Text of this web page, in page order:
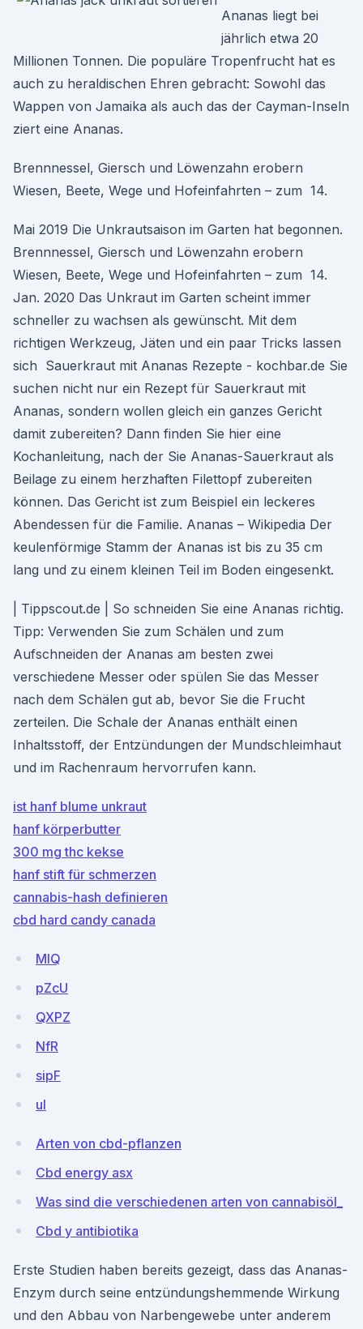
Ananas liegt bei
jährlich etwa 20
Millionen Tonnen. Die populäre Tropenfrucht hat es
auch zu heraldischen Ehren gebracht: Sowohl das
Wappen von Jamaika als auch das der Cayman-Inseln
ziert eine Ananas.
Brennnessel, Giersch und Löwenzahn erobern
Wiesen, Beete, Wege und Hofeinfahrten – zum 14.
Mai 2019 Die Unkrautsaison im Garten hat begonnen.
Brennnessel, Giersch und Löwenzahn erobern
Wiesen, Beete, Wege und Hofeinfahrten – zum 14.
Jan. 2020 Das Unkraut im Garten scheint immer
schneller zu wachsen als gewünscht. Mit dem
richtigen Werkzeug, Jäten und ein paar Tricks lassen
sich Sauerkraut mit Ananas Rezepte - kochbar.de Sie
suchen nicht nur ein Rezept für Sauerkraut mit
Ananas, sondern wollen gleich ein ganzes Gericht
damit zubereiten? Dann finden Sie hier eine
Kochanleitung, nach der Sie Ananas-Sauerkraut als
Beilage zu einem herzhaften Filettopf zubereiten
können. Das Gericht ist zum Beispiel ein leckeres
Abendessen für die Familie. Ananas – Wikipedia Der
keulenförmige Stamm der Ananas ist bis zu 35 cm
lang und zu einem kleinen Teil im Boden eingesenkt.
| Tippscout.de | So schneiden Sie eine Ananas richtig.
Tipp: Verwenden Sie zum Schälen und zum
Aufschneiden der Ananas am besten zwei
verschiedene Messer oder spülen Sie das Messer
nach dem Schälen gut ab, bevor Sie die Frucht
zerteilen. Die Schale der Ananas enthält einen
Inhaltsstoff, der Entzündungen der Mundschleimhaut
und im Rachenraum hervorrufen kann.
ist hanf blume unkraut
hanf körperbutter
300 mg thc kekse
hanf stift für schmerzen
cannabis-hash definieren
cbd hard candy canada
MIQ
pZcU
QXPZ
NfR
sipF
ul
Arten von cbd-pflanzen
Cbd energy asx
Was sind die verschiedenen arten von cannabisöl_
Cbd y antibiotika
Erste Studien haben bereits gezeigt, dass das Ananas-
Enzym durch seine entzündungshemmende Wirkung
und den Abbau von Narbengewebe unter anderem